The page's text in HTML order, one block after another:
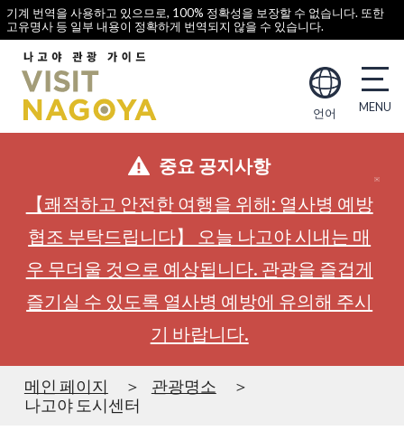
기계 번역을 사용하고 있으므로, 100% 정확성을 보장할 수 없습니다. 또한
고유명사 등 일부 내용이 정확하게 번역되지 않을 수 있습니다.
언어
중요 공지사항
【쾌적하고 안전한 여행을 위해: 열사병 예방
협조 부탁드립니다】 오늘 나고야 시내는 매
우 무더울 것으로 예상됩니다. 관광을 즐겁게
즐기실 수 있도록 열사병 예방에 유의해 주시
기 바랍니다.
메인 페이지
관광명소
나고야 도시센터